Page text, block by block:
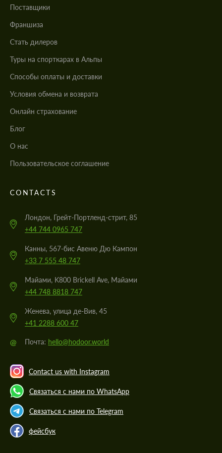
Поставщики
Франшиза
Стать дилеров
Туры на спорткарах в Альпы
Cпособы оплаты и доставки
Условия обмена и возврата
Онлайн страхование
Блог
О нас
Пользовательское соглашение
CONTACTS
Лондон, Грейт-Портленд-стрит, 85
+44 744 0965 747
Канны, 567-бис Авеню Дю Кампон
+33 7 555 48 747
Майами, K800 Brickell Ave, Майами
+44 748 8818 747
Женева, улица де-Вив, 45
+41 2288 600 47
@ Почта: hello@hodoor.world
Contact us with Instagram
Связаться с нами по WhatsApp
Связаться с нами по Telegram
фейсбук